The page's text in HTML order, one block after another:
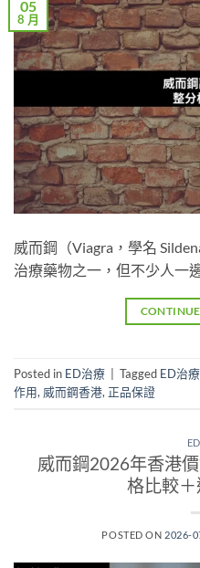
05
8 月
威而鋼（Viagra，學名
治療藥物之一，但不少人一
Posted in ED治療 Tagged ED治療
作用, 威而鋼香港, 正品保證
威而鋼2026年香港
格比較
POSTED ON 2026-